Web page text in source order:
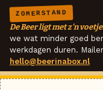
ZOMERSTAND
De Beer ligt met z'n
we wat minder goed
werkdagen duren.
hello@beerinabox.nl